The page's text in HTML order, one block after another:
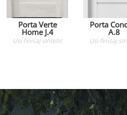
Porta Verte
Home J.4
Usifinisaj sintetic
Porta
A.8
Usifinisaj